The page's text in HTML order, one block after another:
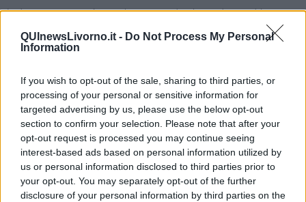
QUInewsLivorno.it - Do Not Process My Personal
Information
If you wish to opt-out of the sale, sharing to third parties, or
processing of your personal or sensitive information for
targeted advertising by us, please use the below opt-out
section to confirm your selection. Please note that after your
opt-out request is processed you may continue seeing
interest-based ads based on personal information utilized by
us or personal information disclosed to third parties prior to
your opt-out. You may separately opt-out of the further
disclosure of your personal information by third parties on the
La brexit purtroppo è stata la risposta sbagliata ad un problema
pachidermica dai problemi reali della popolazione. La risposta
giusta sarebbe stata favorire la nascita degli Stati Uniti D'Europa.
bellissima opzione per la Gran Bretagna che così rimarrebbe
grande ma mi rendo conto della impossibilità che ciò avvenga a
causa di un problema di fondo: la poca capacità di sognare
dell'attuale classe politica inglese.
Pertanto bye bye Great Britain... Hello Small Britain.
Salvatore Calleri